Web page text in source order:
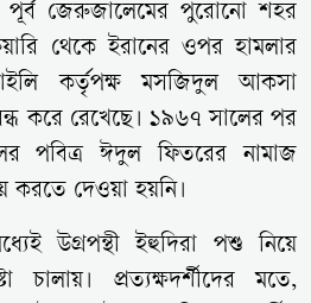
পূর্ব জেরুজালেমের পুরোনো শহর
থেকে ইরানের ওপর হামলার
কর্তৃপক্ষ মসজিদুল আকসা
করে রেখেছে। ১৯৬৭ সালের পর
পবিত্র ঈদুল ফিতরের নামাজ
দেওয়া হয়নি।
উগ্রপন্থী ইহুদিরা পশু নিয়ে
চালায়। প্রত্যক্ষদর্শীদের মতে,